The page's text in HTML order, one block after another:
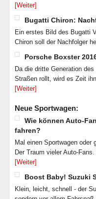
[Weiter]
Bugatti Chiron:
Ein erstes Bild des Bugatti
Chiron soll der Nachfolger
Porsche Boxster
Da die dritte Generation
Straßen rollt, wird es Zeit
[Weiter]
Neue Sportwagen:
Wie können Auto-
fahren?
Mal einen Sportwagen oder
Der Traum vieler Auto-
[Weiter]
Boost Baby! Suzuki
Klein, leicht, schnell - der